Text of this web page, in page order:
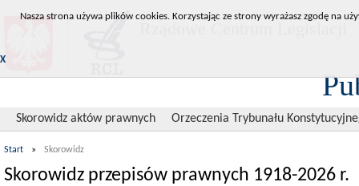
Skorowidz aktów prawnych Orzeczenia Trybunału
Start » Skorowidz
Skorowidz przepisów prawnych 1918-2026 r.
Nasza strona używa plików cookies. Korzystając ze strony wyrażasz zgodę na
X